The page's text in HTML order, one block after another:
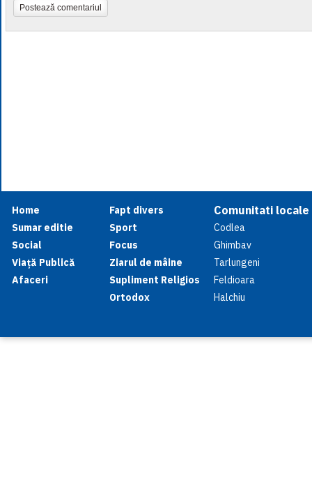
Postează comentariul
Home
Sumar editie
Social
Viață Publică
Afaceri
Fapt divers
Sport
Focus
Ziarul de mâine
Supliment Religios
Ortodox
Comunitati locale
Codlea
Ghimbav
Tarlungeni
Feldioara
Halchiu